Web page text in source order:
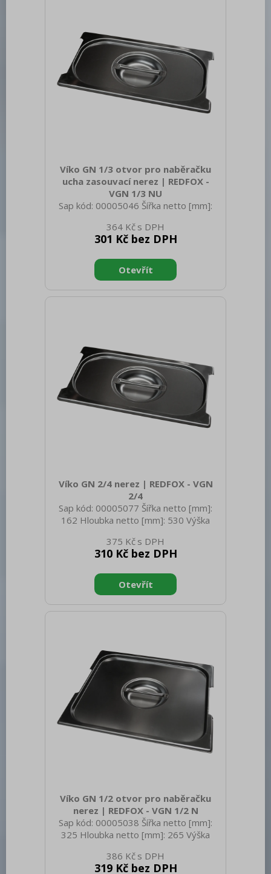
Víko GN 1/3 otvor pro naběračku
ucha zasouvací nerez | REDFOX -
VGN 1/3 NU
Sap kód: 00005046 Šířka netto [mm]:
netto [mm]: 20 Hmotnost netto [kg]:
0.35 Šířka brutto [mm]: 550 Hloubka
300 Hmotnost brutto [kg]: 0.45
Materiál: Nerez Těsnění: Ne Úchyty: Ano
Vnější barva zařízení: Nerezové Velikost
364 Kč
301 Kč bez DPH
Víko GN 2/4 nerez | REDFOX - VGN
2/4
Sap kód: 00005077 Šířka netto [mm]:
162 Hloubka netto [mm]: 530 Výška
0.50 Šířka brutto [mm]: 350 Hloubka
brutto [mm]: 540 Výška brutto [mm]:
Materiál: Nerez Těsnění: Ne Úchyty: Ne
Vnější barva zařízení: Nerezové Velikost
GN / EN zařízení [mm]: GN 2/4 Otvor
375 Kč
310 Kč bez DPH
Víko GN 1/2 otvor pro naběračku
nerez | REDFOX - VGN 1/2 N
Sap kód: 00005038 Šířka netto [mm]:
325 Hloubka netto [mm]: 265 Výška
0.60 Šířka brutto [mm]: 550 Hloubka
brutto [mm]: 350 Výška brutto [mm]:
386 Kč
319 Kč bez DPH